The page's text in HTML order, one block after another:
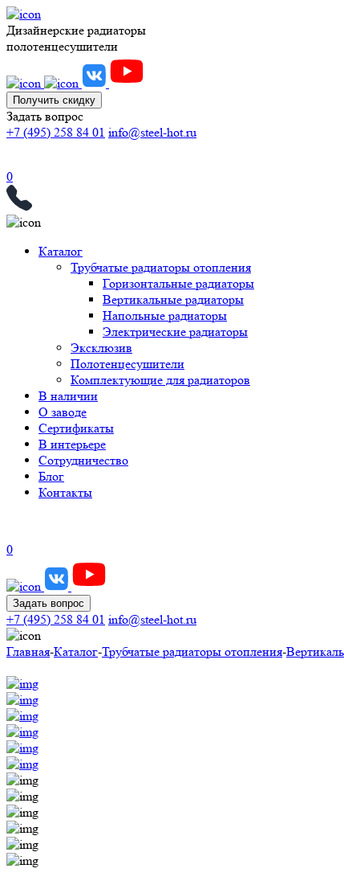
Дизайнерские радиаторы
полотенцесушители
Получить скидку
Задать вопрос
+7 (495) 258 84 01 info@steel-hot.ru
0
Каталог
Трубчатые радиаторы отопления
Горизонтальные радиаторы
Вертикальные радиаторы
Напольные радиаторы
Электрические радиаторы
Эксклюзив
Полотенцесушители
Комплектующие для радиаторов
В наличии
О заводе
Сертификаты
В интерьере
Сотрудничество
Блог
Контакты
0
Задать вопрос
+7 (495) 258 84 01 info@steel-hot.ru
Главная-Каталог-Трубчатые радиаторы отопления-